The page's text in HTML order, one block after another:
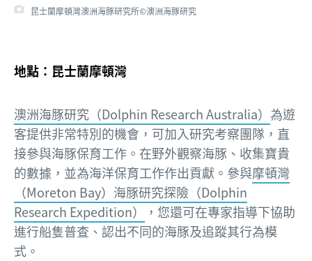
昆士蘭摩頓灣澳洲海豚研究所©澳洲海豚研究
地點：昆士蘭摩頓灣
澳洲海豚研究（Dolphin Research Australia） 為遊
客提供非常特別的機會，可加入研究考察團隊，直
接參與海豚保育工作。在野外觀察海豚、收集寶貴
的數據，並為海洋保育工作作出貢獻。參與摩頓灣
（Moreton Bay）海豚研究探險（Dolphin
Research Expedition）
，您還可在專家指導下協助
進行船隻普查、認出不同的海豚及追蹤其行為模
式。